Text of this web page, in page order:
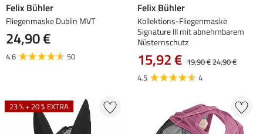
Felix Bühler
Fliegenmaske Dublin MVT
24,90 €
4.6 50
Felix Bühler
Kollektions-Fliegenmaske
Signature III mit abnehmbarem
Nüsternschutz
15,92 € 19,90 €24,90 €
4.5
4
23 % + 20 % EXTRA